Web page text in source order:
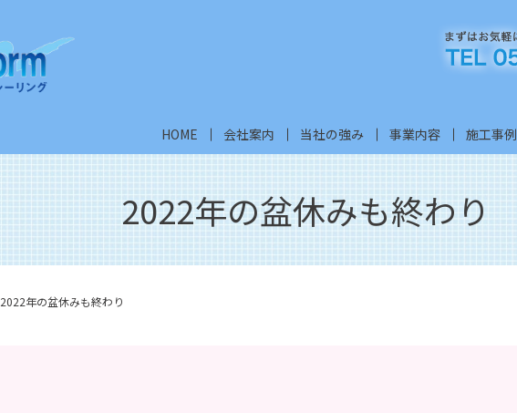
HOME 会社案内 当社の強み 事業内容 施工事例
2022年の盆休みも終わり
2022年の盆休みも終わり